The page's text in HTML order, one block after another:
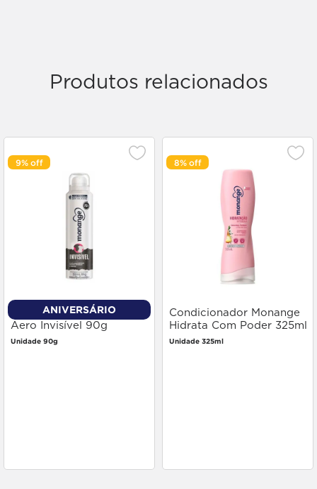
Produtos relacionados
9%
ANIVERSÁRIO
Desodorante Monange
Aero Invisível 90g
Unidade 90g
8%
Condicionador Monange
Hidrata Com Poder 325ml
Unidade 325ml